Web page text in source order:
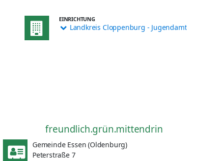
EINRICHTUNG
Landkreis Cloppenburg - Jugendamt
freundlich.grün.mittendrin
Gemeinde Essen (Oldenburg)
Peterstraße 7